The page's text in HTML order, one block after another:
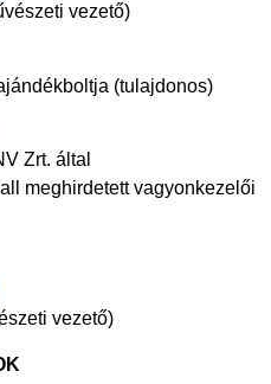
vezető)
(tulajdonos)
Zrt. által
meghirdetett vagyonkezelői
vezető)